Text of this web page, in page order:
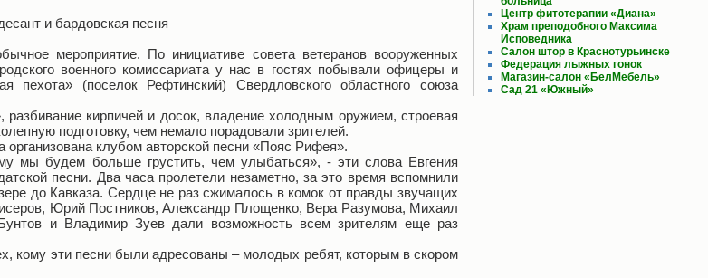
и бардовская песня
мероприятие. По инициативе совета ветеранов вооруженных
военного комиссариата у нас в гостях побывали офицеры и
пехота» (поселок Рефтинский) Свердловского областного союза
кирпичей и досок, владение холодным оружием, строевая
подготовку, чем немало порадовали зрителей.
клубом авторской песни «Пояс Рифея».
мы будем больше грустить, чем улыбаться», - эти слова Евгения
песни. Два часа пролетели незаметно, за это время вспомнили
до Кавказа. Сердце не раз сжималось в комок от правды звучащих
Юрий Постников, Александр Площенко, Вера Разумова, Михаил
и Владимир Зуев дали возможность всем зрителям еще раз
кому эти песни были адресованы – молодых ребят, которым в скором
Центр фитотерапии «Диана»
Храм преподобного Максима
Исповедника
Салон штор в Краснотурьинске
Федерация лыжных гонок
Магазин-салон «БелМебель»
Сад 21 «Южный»